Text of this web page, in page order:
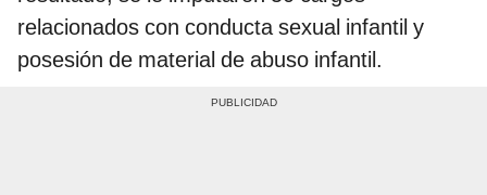
relacionados con conducta sexual infantil y
posesión de material de abuso infantil.